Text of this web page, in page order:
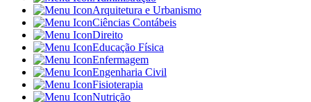
Arquitetura e Urbanismo
Ciências Contábeis
Direito
Educação Física
Enfermagem
Engenharia Civil
Fisioterapia
Nutrição